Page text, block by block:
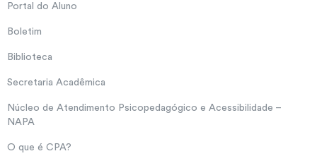
Portal do Aluno
Boletim
Biblioteca
Secretaria Acadêmica
Núcleo de Atendimento Psicopedagógico e Acessibilidade –
NAPA
O que é CPA?